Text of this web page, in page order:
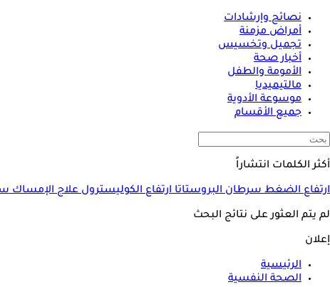
نصائح وإرشادات
أمراض مزمنة
تجميل وتخسيس
أخبار صحة
الأمومة والطفل
مالتيميديا
موسوعة الأدوية
جميع الأقسام
أكثر الكلمات انتشاراً
ارتفاع الضغطسرطان البروستاتاارتفاع الكوليسترولعلاج الإمساك
لم يتم العثور على نتائج البحث
إعلان
الرئيسية
الصحة النفسية